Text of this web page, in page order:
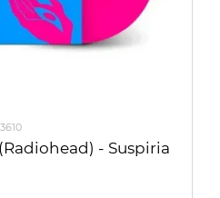
- Suspiria